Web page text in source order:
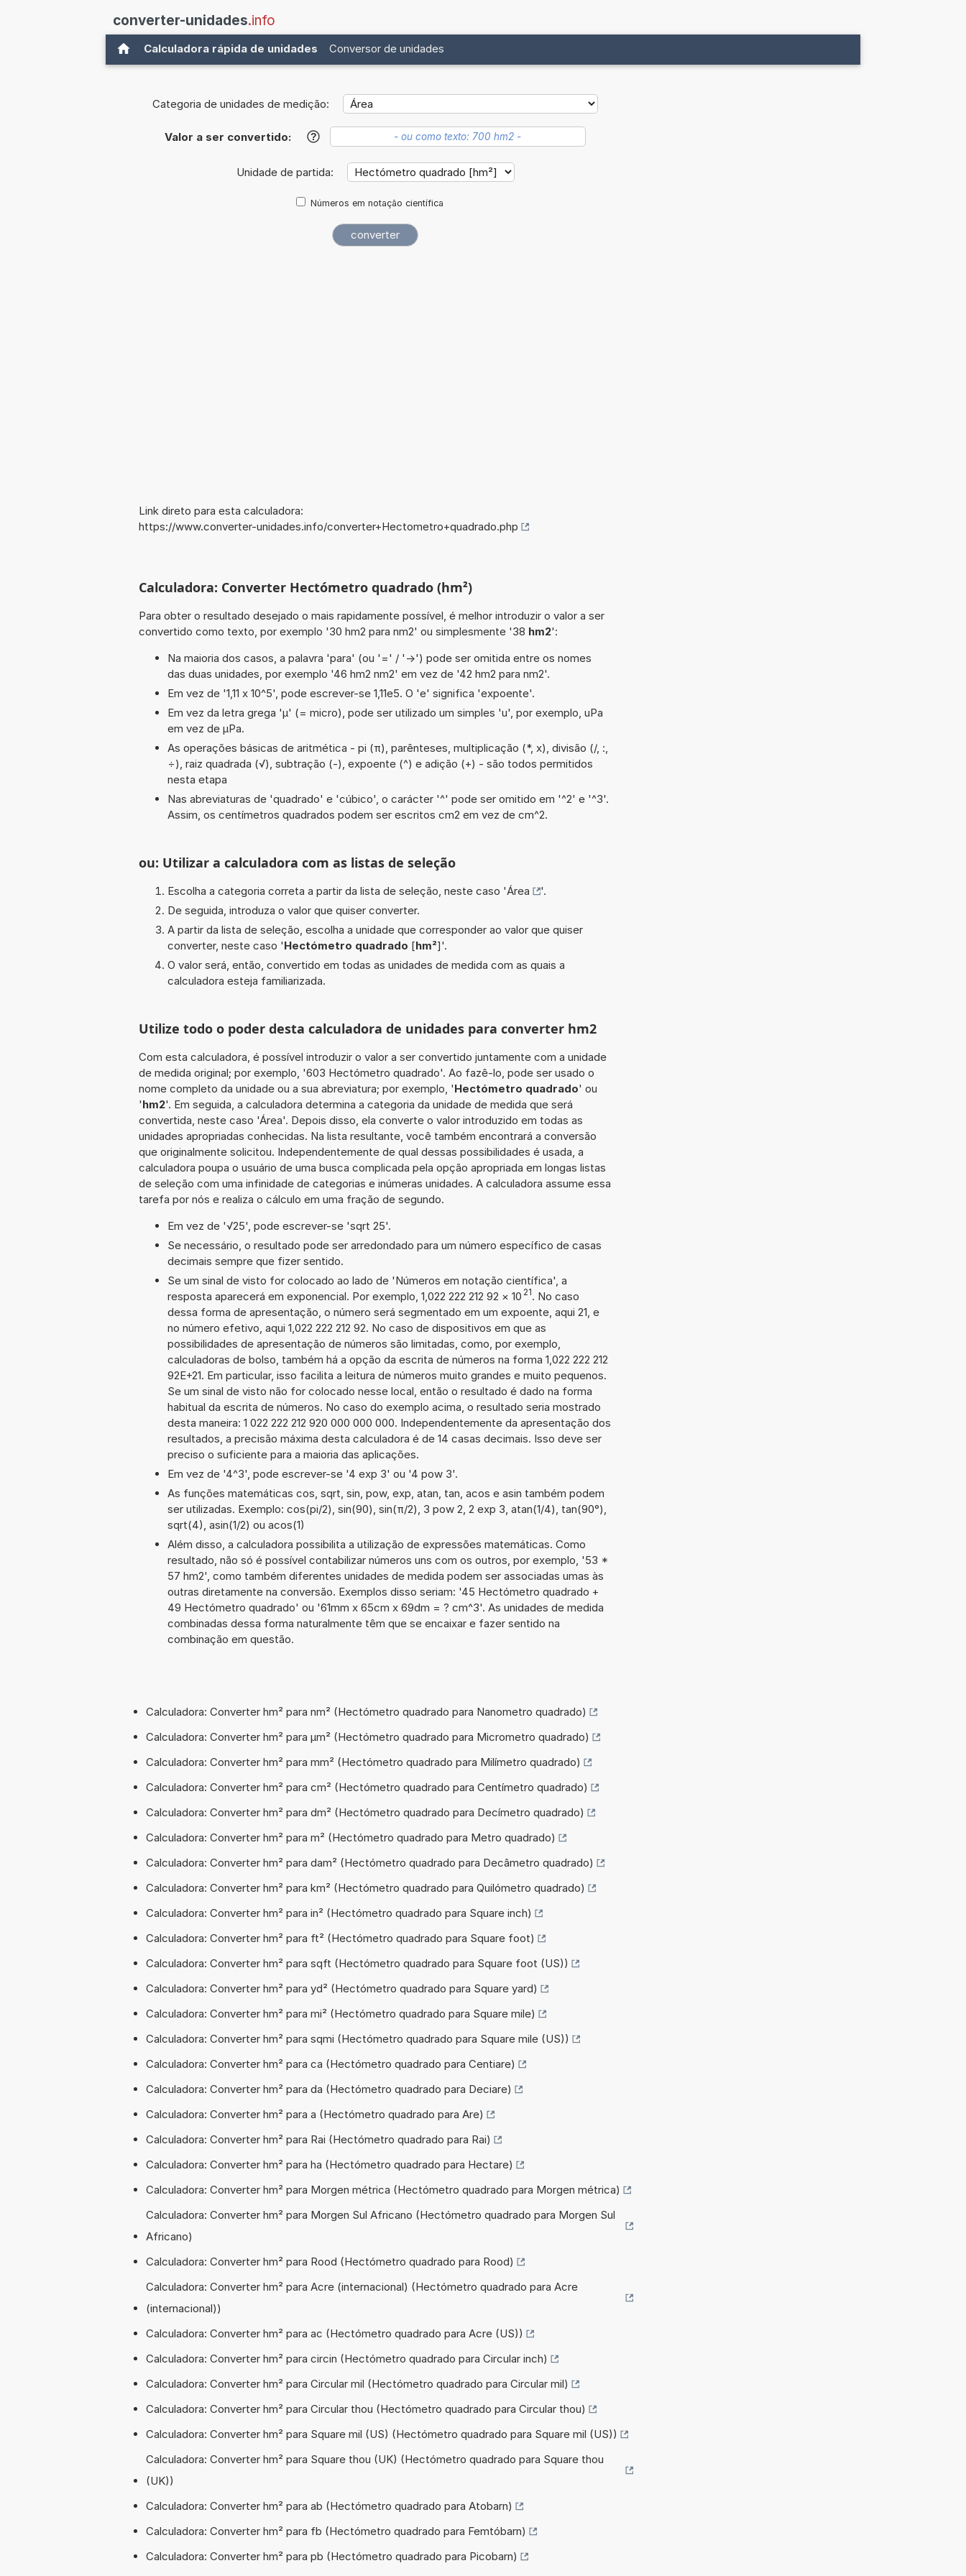
converter-unidades.info
Calculadora rápida de unidades Conversor de unidades
Categoria de unidades de medição:
Valor a ser convertido: ?
Unidade de partida:
Números em notação científica
Link direto para esta calculadora:
https://www.converter-unidades.info/converter+Hectometro+quadrado.php
Calculadora: Converter Hectómetro quadrado (hm²)
Para obter o resultado desejado o mais rapidamente possível, é melhor introduzir o valor a ser
convertido como texto, por exemplo '30 hm2 para nm2' ou simplesmente '38 hm2':
Na maioria dos casos, a palavra 'para' (ou '=' / '->') pode ser omitida entre os nomes
das duas unidades, por exemplo '46 hm2 nm2' em vez de '42 hm2 para nm2'.
Em vez de '1,11 x 10^5', pode escrever-se 1,11e5. O 'e' significa 'expoente'.
Em vez da letra grega 'µ' (= micro), pode ser utilizado um simples 'u', por exemplo, uPa
em vez de µPa.
As operações básicas de aritmética - pi (π), parênteses, multiplicação (*, x), divisão (/, :,
÷), raiz quadrada (√), subtração (-), expoente (^) e adição (+) - são todos permitidos
nesta etapa
Nas abreviaturas de 'quadrado' e 'cúbico', o carácter '^' pode ser omitido em '^2' e '^3'.
Assim, os centímetros quadrados podem ser escritos cm2 em vez de cm^2.
ou: Utilizar a calculadora com as listas de seleção
Escolha a categoria correta a partir da lista de seleção, neste caso 'Área
'.
De seguida, introduza o valor que quiser converter.
A partir da lista de seleção, escolha a unidade que corresponder ao valor que quiser
converter, neste caso 'Hectómetro quadrado [hm²]'.
O valor será, então, convertido em todas as unidades de medida com as quais a
calculadora esteja familiarizada.
Utilize todo o poder desta calculadora de unidades para converter hm2
Com esta calculadora, é possível introduzir o valor a ser convertido juntamente com a unidade
de medida original; por exemplo, '603 Hectómetro quadrado'. Ao fazê-lo, pode ser usado o
nome completo da unidade ou a sua abreviatura; por exemplo, 'Hectómetro quadrado' ou
'hm2'. Em seguida, a calculadora determina a categoria da unidade de medida que será
convertida, neste caso 'Área'. Depois disso, ela converte o valor introduzido em todas as
unidades apropriadas conhecidas. Na lista resultante, você também encontrará a conversão
que originalmente solicitou. Independentemente de qual dessas possibilidades é usada, a
calculadora poupa o usuário de uma busca complicada pela opção apropriada em longas listas
de seleção com uma infinidade de categorias e inúmeras unidades. A calculadora assume essa
tarefa por nós e realiza o cálculo em uma fração de segundo.
Em vez de '√25', pode escrever-se 'sqrt 25'.
Se necessário, o resultado pode ser arredondado para um número específico de casas
decimais sempre que fizer sentido.
Se um sinal de visto for colocado ao lado de 'Números em notação científica', a
resposta aparecerá em exponencial. Por exemplo, 1,022 222 212 92 × 10 21. No caso
dessa forma de apresentação, o número será segmentado em um expoente, aqui 21, e
no número efetivo, aqui 1,022 222 212 92. No caso de dispositivos em que as
possibilidades de apresentação de números são limitadas, como, por exemplo,
calculadoras de bolso, também há a opção da escrita de números na forma 1,022 222 212
92E+21. Em particular, isso facilita a leitura de números muito grandes e muito pequenos.
Se um sinal de visto não for colocado nesse local, então o resultado é dado na forma
habitual da escrita de números. No caso do exemplo acima, o resultado seria mostrado
desta maneira: 1 022 222 212 920 000 000 000. Independentemente da apresentação dos
resultados, a precisão máxima desta calculadora é de 14 casas decimais. Isso deve ser
preciso o suficiente para a maioria das aplicações.
Em vez de '4^3', pode escrever-se '4 exp 3' ou '4 pow 3'.
As funções matemáticas cos, sqrt, sin, pow, exp, atan, tan, acos e asin também podem
ser utilizadas. Exemplo: cos(pi/2), sin(90), sin(π/2), 3 pow 2, 2 exp 3, atan(1/4), tan(90°),
sqrt(4), asin(1/2) ou acos(1)
Além disso, a calculadora possibilita a utilização de expressões matemáticas. Como
resultado, não só é possível contabilizar números uns com os outros, por exemplo, '53 *
57 hm2', como também diferentes unidades de medida podem ser associadas umas às
outras diretamente na conversão. Exemplos disso seriam: '45 Hectómetro quadrado +
49 Hectómetro quadrado' ou '61mm x 65cm x 69dm = ? cm^3'. As unidades de medida
combinadas dessa forma naturalmente têm que se encaixar e fazer sentido na
combinação em questão.
Calculadora: Converter hm² para nm² (Hectómetro quadrado para Nanometro quadrado)
Calculadora: Converter hm² para µm² (Hectómetro quadrado para Micrometro quadrado)
Calculadora: Converter hm² para mm² (Hectómetro quadrado para Milímetro quadrado)
Calculadora: Converter hm² para cm² (Hectómetro quadrado para Centímetro quadrado)
Calculadora: Converter hm² para dm² (Hectómetro quadrado para Decímetro quadrado)
Calculadora: Converter hm² para m² (Hectómetro quadrado para Metro quadrado)
Calculadora: Converter hm² para dam² (Hectómetro quadrado para Decâmetro quadrado)
Calculadora: Converter hm² para km² (Hectómetro quadrado para Quilómetro quadrado)
Calculadora: Converter hm² para in² (Hectómetro quadrado para Square inch)
Calculadora: Converter hm² para ft² (Hectómetro quadrado para Square foot)
Calculadora: Converter hm² para sqft (Hectómetro quadrado para Square foot (US))
Calculadora: Converter hm² para yd² (Hectómetro quadrado para Square yard)
Calculadora: Converter hm² para mi² (Hectómetro quadrado para Square mile)
Calculadora: Converter hm² para sqmi (Hectómetro quadrado para Square mile (US))
Calculadora: Converter hm² para ca (Hectómetro quadrado para Centiare)
Calculadora: Converter hm² para da (Hectómetro quadrado para Deciare)
Calculadora: Converter hm² para a (Hectómetro quadrado para Are)
Calculadora: Converter hm² para Rai (Hectómetro quadrado para Rai)
Calculadora: Converter hm² para ha (Hectómetro quadrado para Hectare)
Calculadora: Converter hm² para Morgen métrica (Hectómetro quadrado para Morgen métrica)
Calculadora: Converter hm² para Morgen Sul Africano (Hectómetro quadrado para Morgen Sul
Africano)
Calculadora: Converter hm² para Rood (Hectómetro quadrado para Rood)
Calculadora: Converter hm² para Acre (internacional) (Hectómetro quadrado para Acre
(internacional))
Calculadora: Converter hm² para ac (Hectómetro quadrado para Acre (US))
Calculadora: Converter hm² para circin (Hectómetro quadrado para Circular inch)
Calculadora: Converter hm² para Circular mil (Hectómetro quadrado para Circular mil)
Calculadora: Converter hm² para Circular thou (Hectómetro quadrado para Circular thou)
Calculadora: Converter hm² para Square mil (US) (Hectómetro quadrado para Square mil (US))
Calculadora: Converter hm² para Square thou (UK) (Hectómetro quadrado para Square thou
(UK))
Calculadora: Converter hm² para ab (Hectómetro quadrado para Atobarn)
Calculadora: Converter hm² para fb (Hectómetro quadrado para Femtóbarn)
Calculadora: Converter hm² para pb (Hectómetro quadrado para Picobarn)